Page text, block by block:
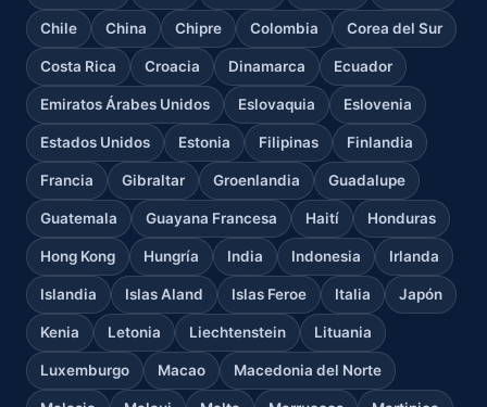
Chile China Chipre Colombia Corea del Sur
Costa Rica Croacia Dinamarca Ecuador
Emiratos Árabes Unidos Eslovaquia Eslovenia
Estados Unidos Estonia Filipinas Finlandia
Francia Gibraltar Groenlandia Guadalupe
Guatemala Guayana Francesa Haití Honduras
Hong Kong Hungría India Indonesia Irlanda
Islandia Islas Aland Islas Feroe Italia Japón
Kenia Letonia Liechtenstein Lituania
Luxemburgo Macao Macedonia del Norte